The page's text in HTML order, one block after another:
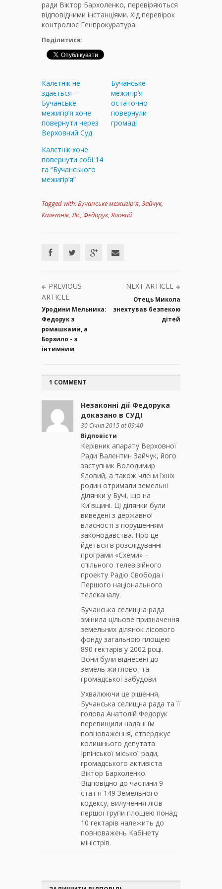
ради Віктор Бархоленко, перевіряються
відповідними інстанціями. Хід перевірок
контролює Генпрокуратура.
Поділитися:
Калєтнік не
здається –
Бучанське
межигір’я хоче
повернути через
Верховний Суд
Бучанське
межигір’я
остаточно
повернули
громаді
Калєтнік хоче
повернути собі 14
га “Бучанського
межигір’я”
Tagged with:Бучанське межигір'я Зайчук,
Калєтнік, Ліс Федорук, Яловий
PREVIOUS
ARTICLE
Уродини Мельника:
Федорук з
ромашками, а
Борзило - з
інтимним
NEXT ARTICLE
Отець Микола
знехтував безпекою
дітей
1 COMMENT
Незаконні дії Федорука
доказано в СУДІ
30 Січня 2015 at 09:40
Відповісти
Керівник апарату Верховної
Ради Валентин Зайчук, його
заступник Володимир
Яловий, а також члени їхніх
родин отримали земельні
ділянки у Бучі, що на
Київщині. Ці ділянки були
виведені з державної
власності з порушенням
законодавства. Про це
йдеться в розслідуванні
програми «Схеми» –
спільного телевізійного
проекту Радіо Свобода і
Першого національного
телеканалу.
Бучанська селищна рада
змінила цільове призначення
земельних ділянок лісового
фонду загальною площею
890 гектарів у 2002 році.
Вони були віднесені до
земель житлової та
громадської забудови.
Ухвалюючи це рішення,
Бучанська селищна рада та її
голова Анатолій Федорук
перевищили надані їм
повноваження, стверджує
колишнього депутата
Ірпінської міської ради,
громадського активіста
Віктор Бархоленко.
Відповідно до частини 9
статті 149 Земельного
кодексу, вилучення лісів
першої групи площею понад
10 гектарів належить до
повноважень Кабінету
міністрів.